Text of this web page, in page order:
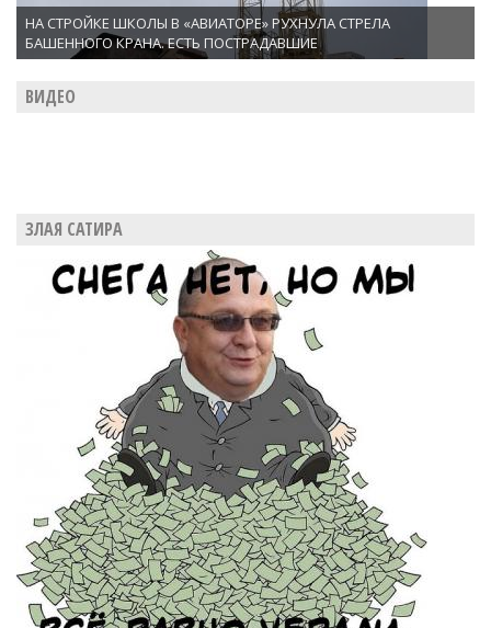
НА СТРОЙКЕ ШКОЛЫ В «АВИАТОРЕ» РУХНУЛА СТРЕЛА
БАШЕННОГО КРАНА. ЕСТЬ ПОСТРАДАВШИЕ
ВИДЕО
ЗЛАЯ САТИРА